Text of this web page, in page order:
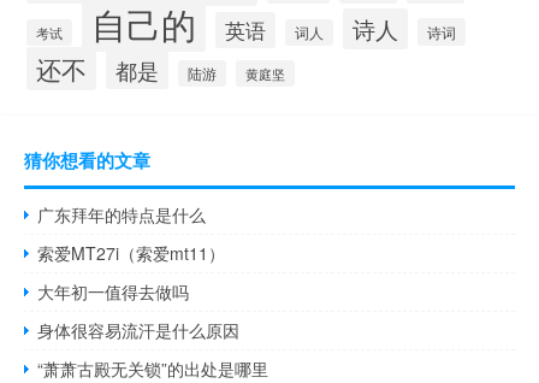
考试 自己的 英语 词人 诗人 诗词
还不 都是 陆游 黄庭坚
猜你想看的文章
广东拜年的特点是什么
索爱MT27i（索爱mt11）
大年初一值得去做吗
身体很容易流汗是什么原因
“萧萧古殿无关锁”的出处是哪里